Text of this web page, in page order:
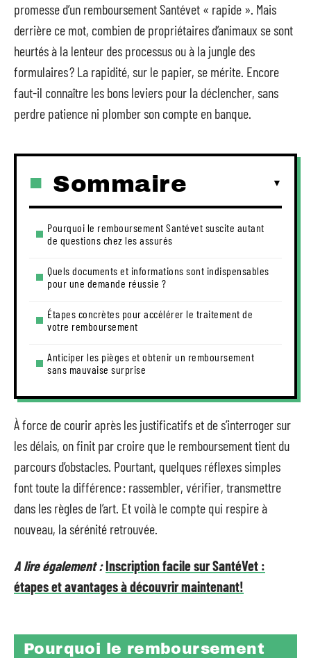
promesse d’un remboursement Santévet « rapide ». Mais
derrière ce mot, combien de propriétaires d’animaux se sont
heurtés à la lenteur des processus ou à la jungle des
formulaires ? La rapidité, sur le papier, se mérite. Encore
faut-il connaître les bons leviers pour la déclencher, sans
perdre patience ni plomber son compte en banque.
Sommaire
Pourquoi le remboursement Santévet suscite autant
de questions chez les assurés
Quels documents et informations sont indispensables
pour une demande réussie ?
Étapes concrètes pour accélérer le traitement de
votre remboursement
Anticiper les pièges et obtenir un remboursement
sans mauvaise surprise
À force de courir après les justificatifs et de s’interroger sur
les délais, on finit par croire que le remboursement tient du
parcours d’obstacles. Pourtant, quelques réflexes simples
font toute la différence : rassembler, vérifier, transmettre
dans les règles de l’art. Et voilà le compte qui respire à
nouveau, la sérénité retrouvée.
A lire également :Inscription facile sur SantéVet :
étapes et avantages à découvrir maintenant!
Pourquoi le remboursement